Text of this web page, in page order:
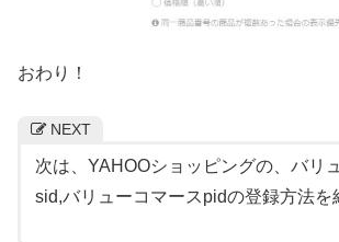
おわり！
NEXT
次は、YAHOOショッピングの、バリ
sid,バリューコマースpidの登録方法を